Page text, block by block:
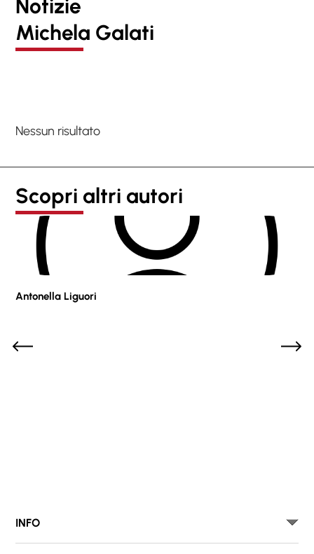
Notizie
Michela Galati
Nessun risultato
Scopri altri autori
Antonella Liguori
INFO